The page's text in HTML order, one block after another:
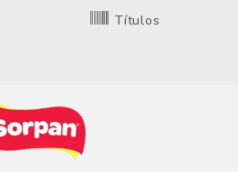
Títulos